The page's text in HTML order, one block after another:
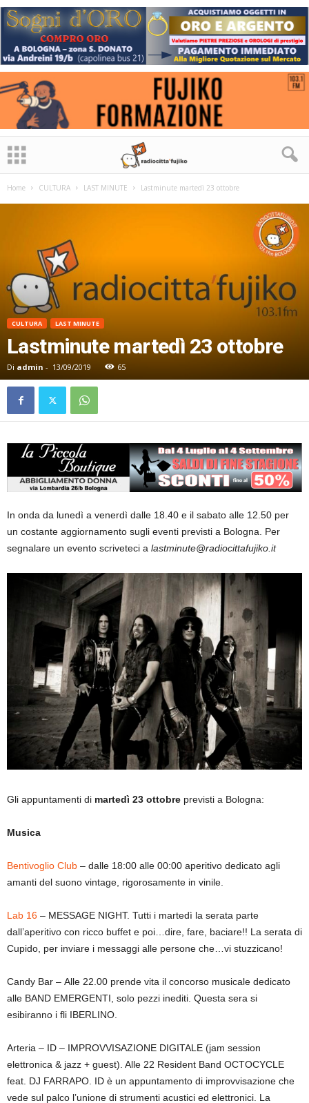
Home CULTURA LAST MINUTE Lastminute martedì 23 ottobre
CULTURA LAST MINUTE
Lastminute martedì 23 ottobre
Di admin - 13/09/2019 65
In onda da lunedì a venerdì dalle 18.40 e il sabato alle 12.50 per
un costante aggiornamento sugli eventi previsti a Bologna. Per
segnalare un evento scriveteci a lastminute@radiocittafujiko.it
Gli appuntamenti di martedì 23 ottobre previsti a Bologna:
Musica
Bentivoglio Club – dalle 18:00 alle 00:00 aperitivo dedicato agli
amanti del suono vintage, rigorosamente in vinile.
Lab 16 – MESSAGE NIGHT. Tutti i martedì la serata parte
dall’aperitivo con ricco buffet e poi…dire, fare, baciare!! La serata di
Cupido, per inviare i messaggi alle persone che…vi stuzzicano!
Candy Bar – Alle 22.00 prende vita il concorso musicale dedicato
alle BAND EMERGENTI, solo pezzi inediti. Questa sera si
esibiranno i fli IBERLINO.
Arteria – ID – IMPROVVISAZIONE DIGITALE (jam session
elettronica & jazz + guest). Alle 22 Resident Band OCTOCYCLE
feat. DJ FARRAPO. ID è un appuntamento di improvvisazione che
vede sul palco l’unione di strumenti acustici ed elettronici. La